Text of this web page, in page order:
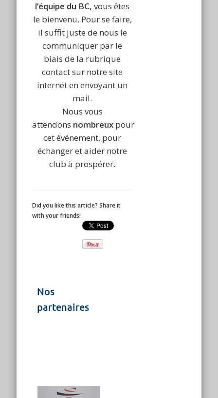
l’équipe du BC, vous êtes
le bienvenu. Pour se faire,
il suffit juste de nous le
communiquer par le
biais de la rubrique
contact sur notre site
internet en envoyant un
mail.
Nous vous
attendons nombreux pour
cet événement, pour
échanger et aider notre
club à prospérer.
Did you like this article? Share it
with your friends!
Nos
partenaires